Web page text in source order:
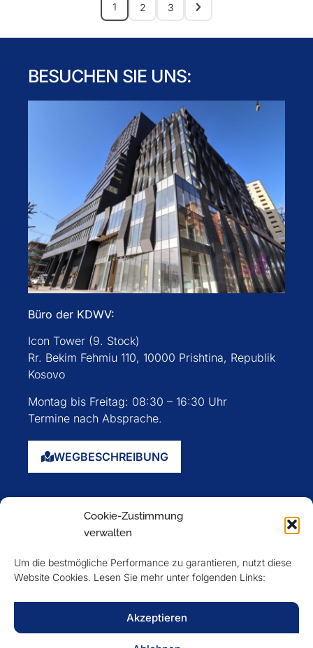
Cookie-Zustimmung
verwalten
Um die bestmögliche Performance zu garantieren, nutzt diese
Website Cookies. Lesen Sie mehr unter folgenden Links:
Akzeptieren
1 2 3
BESUCHEN SIE UNS:
Büro der KDWV:
Icon Tower (9. Stock)
Rr. Bekim Fehmiu 110, 10000 Prishtina, Republik
Kosovo
Montag bis Freitag: 08:30 – 16:30 Uhr
Termine nach Absprache.
WEGBESCHREIBUNG
Mitglieder
VERFOLGEN SIE UNS